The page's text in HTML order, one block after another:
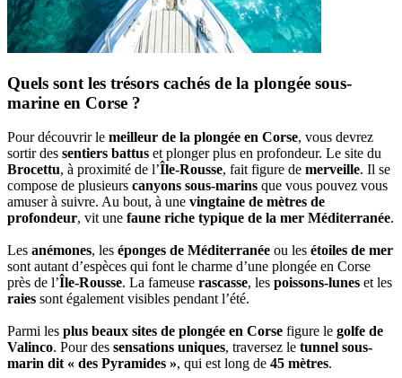
Quels sont les trésors cachés de la plongée sous-
marine en Corse ?
Pour découvrir le meilleur de la plongée en Corse, vous devrez
sortir des sentiers battus et plonger plus en profondeur. Le site du
Brocettu, à proximité de l’Île-Rousse, fait figure de merveille. Il se
compose de plusieurs canyons sous-marins que vous pouvez vous
amuser à suivre. Au bout, à une vingtaine de mètres de
profondeur, vit une faune riche typique de la mer Méditerranée.
Les anémones, les éponges de Méditerranée ou les étoiles de mer
sont autant d’espèces qui font le charme d’une plongée en Corse
près de l’Île-Rousse. La fameuse rascasse, les poissons-lunes et les
raies sont également visibles pendant l’été.
Parmi les plus beaux sites de plongée en Corse figure le golfe de
Valinco. Pour des sensations uniques, traversez le tunnel sous-
marin dit « des Pyramides », qui est long de 45 mètres.